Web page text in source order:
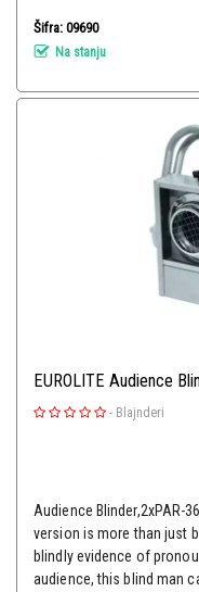
Šifra: 09690
Na stanju
EUROLITE Audience
- Blajnderi
Audience Blinder,2xPAR-
version is more than just
blindly evidence of
audience, this blind man